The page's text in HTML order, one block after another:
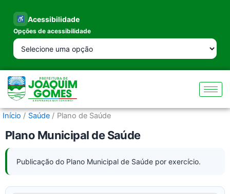
conteúdo
Acessibilidade
Opções de acessibilidade
Início Saúde Plano de Saúde
Plano Municipal de Saúde
Publicação do Plano Municipal de Saúde por exercício.